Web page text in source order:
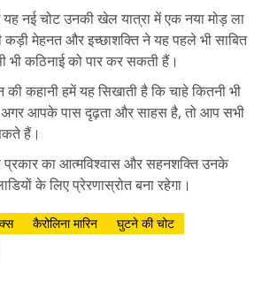
नई चोट उनकी खेल यात्रा में एक नया मोड़ ला
मेहनत और इच्छाशक्ति ने यह पहले भी साबित
भी कठिनाई को पार कर सकती हैं।
कहानी हमें यह सिखाती है कि चाहे कितनी भी
अगर आपके पास दृढ़ता और साहस है, तो आप सभी
हैं।
प्रकार का आत्मविश्वास और सहनशक्ति उनके
के लिए प्रेरणास्रोत बना रहेगा।
कैरोलिना मारिन
घुटने की चोट